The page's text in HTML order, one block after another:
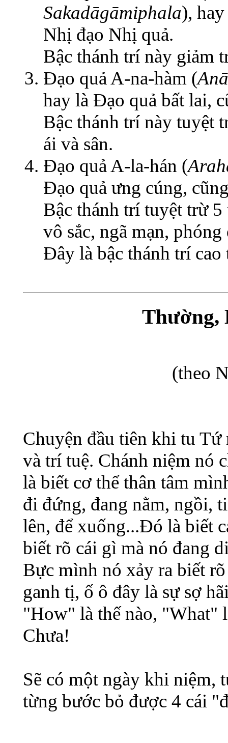
Sakadāgāmiphala),
Nhị đạo Nhị quả.
Bậc thánh trí này giảm
Đạo quả A-na-hàm (
hay là Đạo quả bất lai,
Bậc thánh trí này tuyệt
ái và sân.
Đạo quả A-la-hán (
Đạo quả ưng cúng,
Bậc thánh trí tuyệt trừ
vô sắc, ngã mạn,
Đây là bậc thánh trí
Thường,
(theo
Chuyện đầu tiên khi tu
và trí tuệ. Chánh niệm nó
là biết cơ thể thân tâm
đi đứng, đang nằm, ngồi,
lên, để xuống...Đó là biết
biết rõ cái gì mà nó đang
Bực mình nó xảy ra biết
ganh tị, ố ô đây là sự sợ
"How" là thế nào, "What"
Chưa!
Sẽ có một ngày khi niệm,
từng bước bỏ được 4 cái